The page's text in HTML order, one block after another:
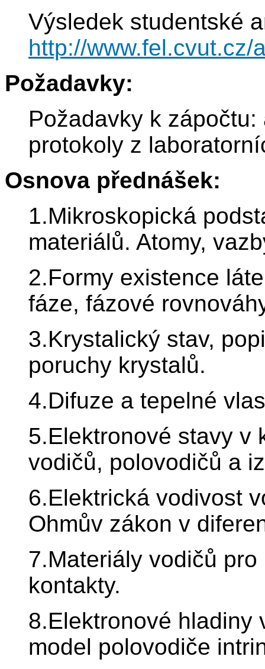
Výsledek studentské
http://www.fel.cvut.cz/
Požadavky:
Požadavky k
protokoly z
Osnova přednášek:
1.Mikroskopická
materiálů. Atomy,
2.Formy existence
fáze, fázové
3.Krystalický stav,
poruchy krystalů.
4.Difuze a tepelné
5.Elektronové stavy v
vodičů, polovodičů a
6.Elektrická vodivost
Ohmův zákon v
7.Materiály vodičů
kontakty.
8.Elektronové hladiny
model polovodiče